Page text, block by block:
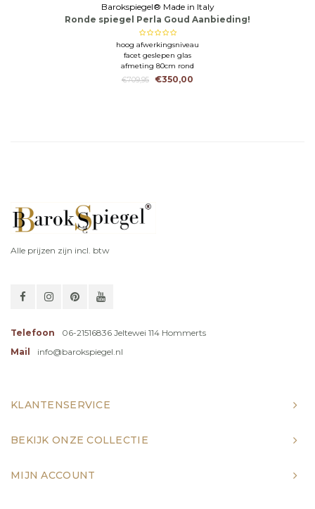
Barokspiegel® Made in Italy
Ronde spiegel Perla Goud Aanbieding!
hoog afwerkingsniveau
facet geslepen glas
afmeting 80cm rond
€709,95
€350,00
Alle prijzen zijn incl. btw
Telefoon
06-21516836 Jeltewei 114 Hommerts
Mail
info@barokspiegel.nl
KLANTENSERVICE
BEKIJK ONZE COLLECTIE
MIJN ACCOUNT